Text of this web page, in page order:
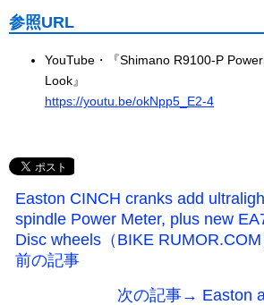
参照URL
YouTube・『Shimano R9100-P
Look』
https://youtu.be/okNpp5_E2-4
Easton CINCH cranks add
spindle Power Meter, plus new
Disc wheels（BIKE
前の記事
次の記事→ Easton